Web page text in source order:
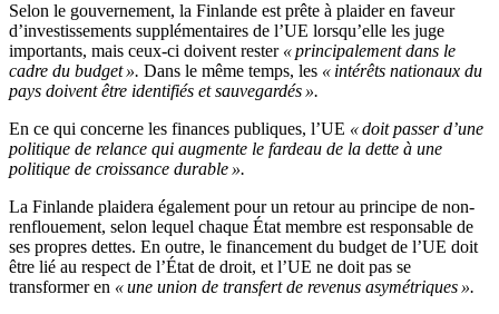
Selon le gouvernement, la Finlande est prête à plaider en faveur
d’investissements supplémentaires de l’UE lorsqu’elle les juge
importants, mais ceux-ci doivent rester « principalement dans le
cadre du budget ». Dans le même temps, les « intérêts nationaux du
pays doivent être identifiés et sauvegardés ».
En ce qui concerne les finances publiques, l’UE « doit passer d’une
politique de relance qui augmente le fardeau de la dette à une
politique de croissance durable ».
La Finlande plaidera également pour un retour au principe de non-
renflouement, selon lequel chaque État membre est responsable de
ses propres dettes. En outre, le financement du budget de l’UE doit
être lié au respect de l’État de droit, et l’UE ne doit pas se
transformer en « une union de transfert de revenus asymétriques ».